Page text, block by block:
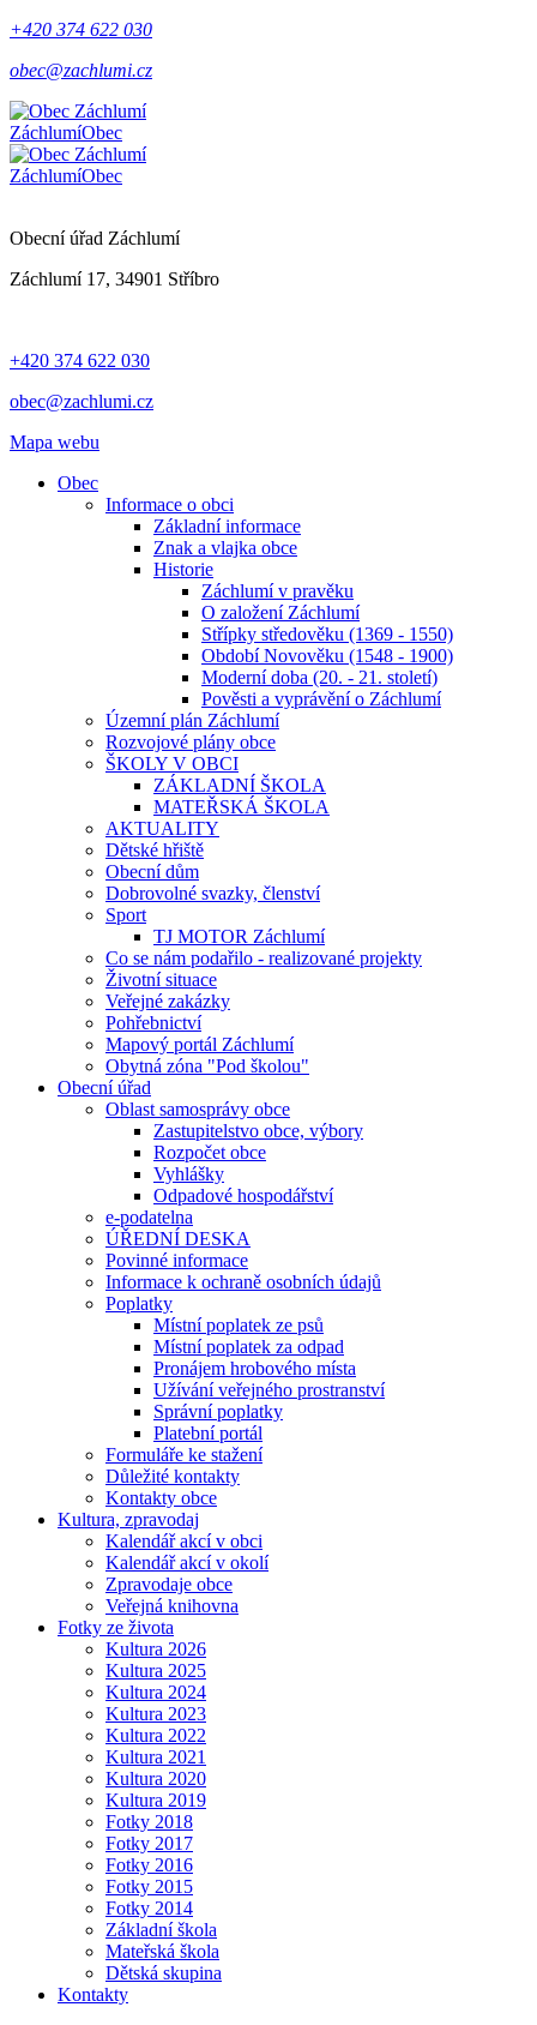
+420 374 622 030
obec@zachlumi.cz
ZáchlumíObec
ZáchlumíObec
Obecní úřad Záchlumí
Záchlumí 17, 34901 Stříbro
+420 374 622 030
obec@zachlumi.cz
Mapa webu
Obec
Informace o obci
Základní informace
Znak a vlajka obce
Historie
Záchlumí v pravěku
O založení Záchlumí
Střípky středověku (1369 - 1550)
Období Novověku (1548 - 1900)
Moderní doba (20. - 21. století)
Pověsti a vyprávění o Záchlumí
Územní plán Záchlumí
Rozvojové plány obce
ŠKOLY V OBCI
ZÁKLADNÍ ŠKOLA
MATEŘSKÁ ŠKOLA
AKTUALITY
Dětské hřiště
Obecní dům
Dobrovolné svazky, členství
Sport
TJ MOTOR Záchlumí
Co se nám podařilo - realizované projekty
Životní situace
Veřejné zakázky
Pohřebnictví
Mapový portál Záchlumí
Obytná zóna "Pod školou"
Obecní úřad
Oblast samosprávy obce
Zastupitelstvo obce, výbory
Rozpočet obce
Vyhlášky
Odpadové hospodářství
e-podatelna
ÚŘEDNÍ DESKA
Povinné informace
Informace k ochraně osobních údajů
Poplatky
Místní poplatek ze psů
Místní poplatek za odpad
Pronájem hrobového místa
Užívání veřejného prostranství
Správní poplatky
Platební portál
Formuláře ke stažení
Důležité kontakty
Kontakty obce
Kultura, zpravodaj
Kalendář akcí v obci
Kalendář akcí v okolí
Zpravodaje obce
Veřejná knihovna
Fotky ze života
Kultura 2026
Kultura 2025
Kultura 2024
Kultura 2023
Kultura 2022
Kultura 2021
Kultura 2020
Kultura 2019
Fotky 2018
Fotky 2017
Fotky 2016
Fotky 2015
Fotky 2014
Základní škola
Mateřská škola
Dětská skupina
Kontakty